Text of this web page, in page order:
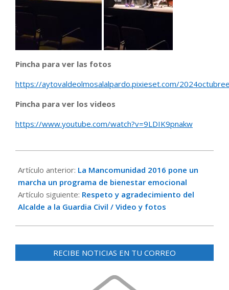
Pincha para ver las fotos
https://aytovaldeolmosalalpardo.pixieset.com/
Pincha para ver los videos
https://www.youtube.com/watch?v=9LDIK9pnakw
10-
13
Artículo anterior: La Mancomunidad 2016 pone un
marcha un programa de bienestar emocional
Artículo siguiente: Respeto y agradecimiento del
Alcalde a la Guardia Civil / Video y fotos
RECIBE NOTICIAS EN TU CORREO